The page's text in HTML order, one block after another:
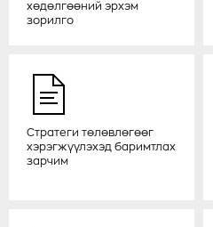
2024-
МОД
БҮХ АРД
2024-04-
хөдөлгөөний эрхэм
зорилго
Стратеги төлөвлөгөөг
хэрэгжүүлэхэд баримтлах
зарчим